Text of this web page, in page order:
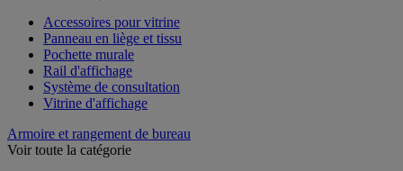
Accessoires pour vitrine
Panneau en liège et tissu
Pochette murale
Rail d'affichage
Système de consultation
Vitrine d'affichage
Armoire et rangement de bureau
Voir toute la catégorie